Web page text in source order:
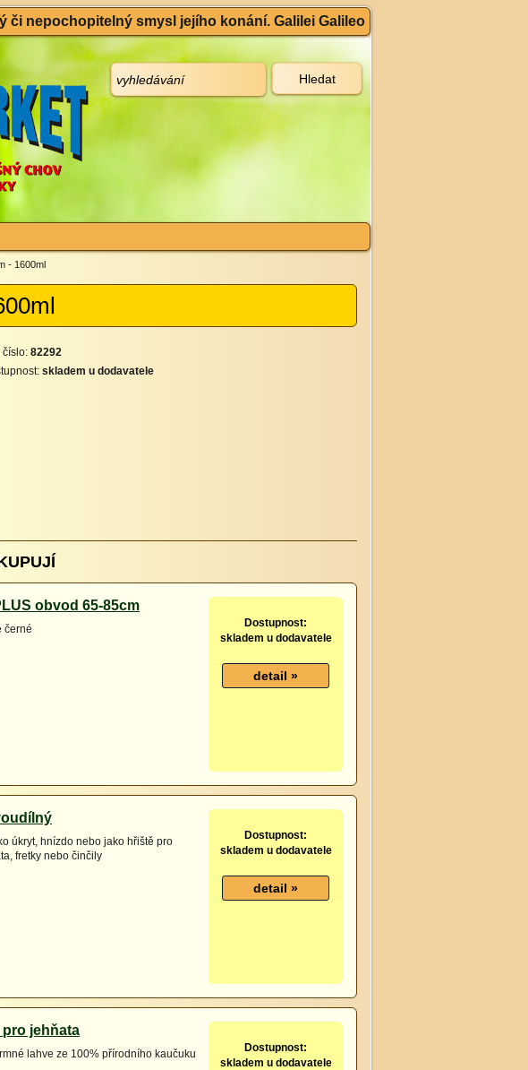
či nepochopitelný smysl jejího konání. Galilei Galileo
- 1600ml
číslo: 82292
skladem u dodavatele
obvod 65-85cm
černé
Dostupnost:
skladem u dodavatele
úkryt, hnízdo nebo jako hřiště pro
fretky nebo činčily
Dostupnost:
skladem u dodavatele
pro jehňata
lahve ze 100% přírodního kaučuku
Dostupnost:
skladem u dodavatele